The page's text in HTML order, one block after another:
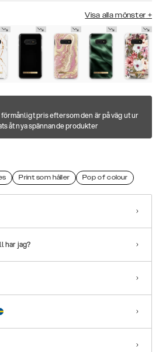
Visa alla mönster +
pris eftersom den är på väg ut ur
åt nya spännande produkter
Print som håller Pop of colour
har jag?